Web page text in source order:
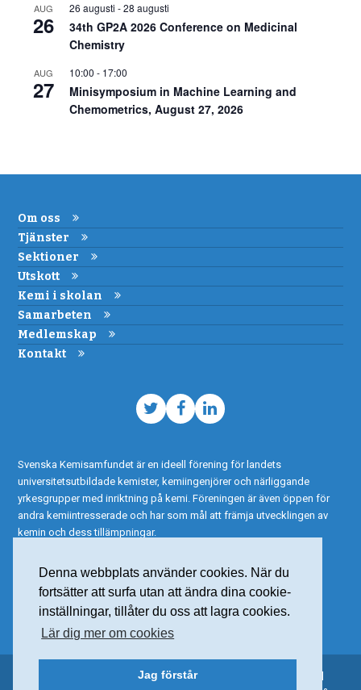
Denna webbplats använder cookies. När du
fortsätter att surfa utan att ändra dina cookie-
inställningar, tillåter du oss att lagra cookies.
Lär dig mer om cookies
Jag förstår
AUG
26
26 augusti -28 augusti
34th GP2A 2026 Conference on Medicinal
Chemistry
AUG
27
10:00 - 17:00
Minisymposium in Machine Learning and
Chemometrics, August 27, 2026
Om oss
Tjänster
Sektioner
Utskott
Kemi i skolan
Samarbeten
Medlemskap
Kontakt
TwitterFacebook
LinkedIn
Svenska Kemisamfundet är en ideell förening för landets
universitetsutbildade kemister, kemiingenjörer och närliggande
yrkesgrupper med inriktning på kemi. Föreningen är även öppen för
andra kemiintresserade och har som mål att främja utvecklingen av
kemin och dess tillämpningar.
© 2015 Svenska Kemisamfundet – Alla rättigheter reserverade |